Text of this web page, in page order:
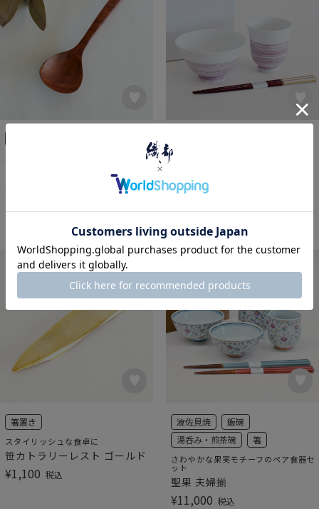
木のカトラリー
ルボア レードル ブラウン まる
¥ 華厳 一膳セット 紫
¥7,315 税込
箸置き
スタイリッシュな食卓に
笹カトラリーレスト ゴールド
¥1,100 税込
波佐見焼
飯碗
湯呑み・煎茶碗
箸
さわやかな果実モチーフのペア食器セ
ット
聖果 夫婦揃
¥11,000 税込